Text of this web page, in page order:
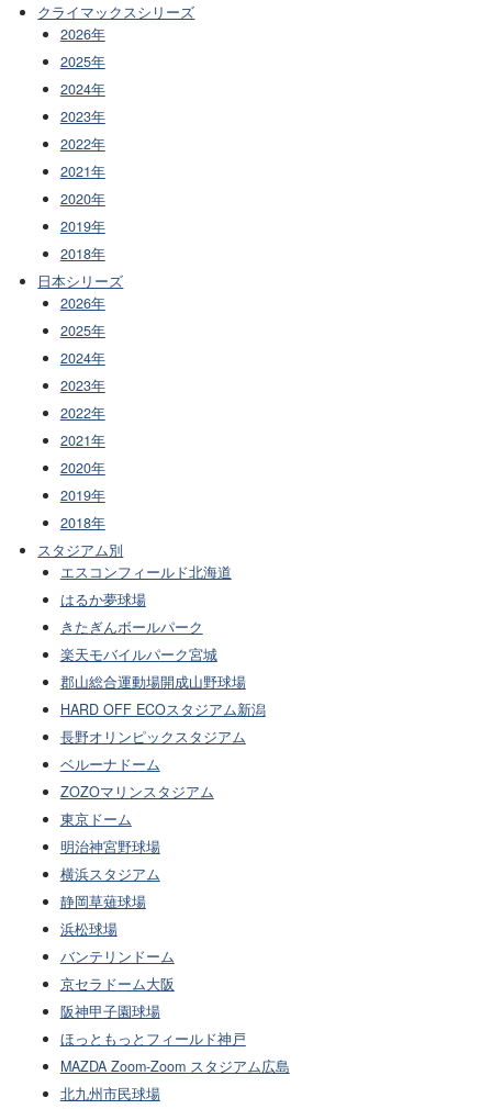
クライマックスシリーズ
2026年
2025年
2024年
2023年
2022年
2021年
2020年
2019年
2018年
日本シリーズ
2026年
2025年
2024年
2023年
2022年
2021年
2020年
2019年
2018年
スタジアム別
エスコンフィールド北海道
はるか夢球場
きたぎんボールパーク
楽天モバイルパーク宮城
郡山総合運動場開成山野球場
HARD OFF ECOスタジアム新潟
長野オリンピックスタジアム
ベルーナドーム
ZOZOマリンスタジアム
東京ドーム
明治神宮野球場
横浜スタジアム
静岡草薙球場
浜松球場
バンテリンドーム
京セラドーム大阪
阪神甲子園球場
ほっともっとフィールド神戸
MAZDA Zoom-Zoom スタジアム広島
北九州市民球場